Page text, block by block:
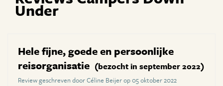
Under
Hele fijne, goede en persoonlijke
reisorganisatie (bezocht in september 2022)
Review geschreven door Céline Beijer op 05 oktober 2022